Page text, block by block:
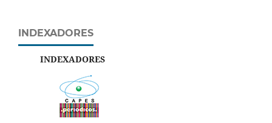
INDEXADORES
INDEXADORES